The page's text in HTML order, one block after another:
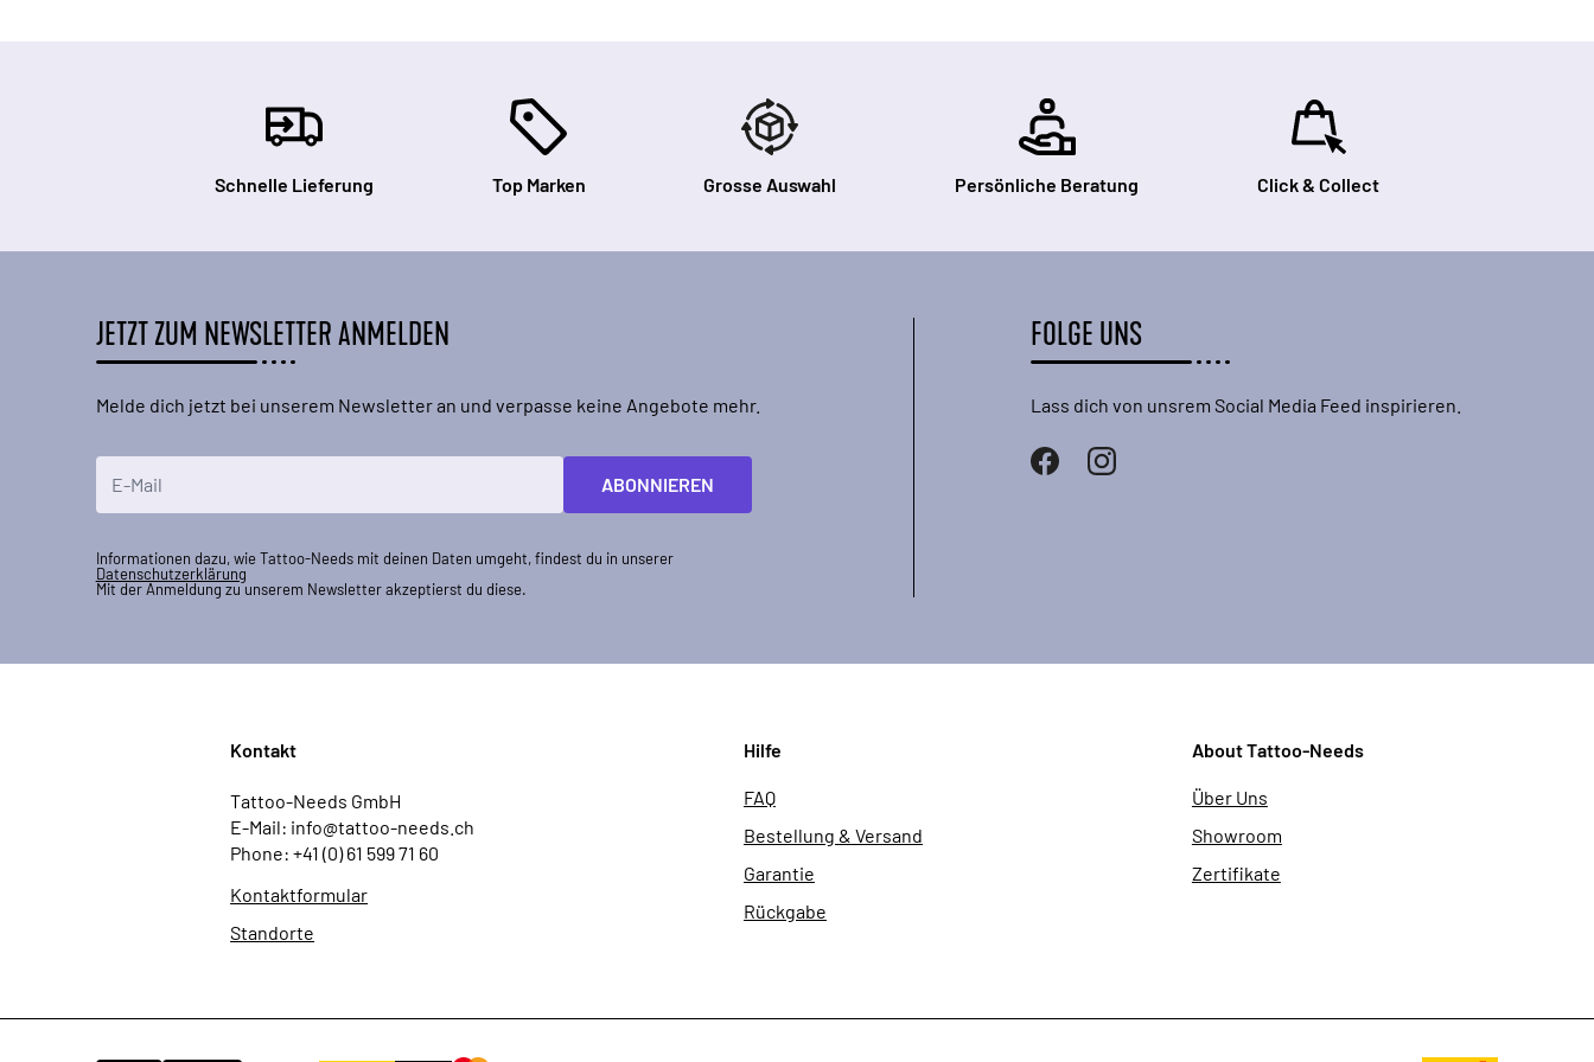
Schnelle Lieferung Top Marken Grosse Auswahl Persönliche Beratung Click & Collect
JETZT ZUM NEWSLETTER ANMELDEN
Melde dich jetzt bei unserem Newsletter an und verpasse keine Angebote mehr.
ABONNIEREN
Informationen dazu, wie Tattoo-Needs mit deinen Daten umgeht, findest du in unserer
Datenschutzerklärung
Mit der Anmeldung zu unserem Newsletter akzeptierst du diese.
FOLGE UNS
Lass dich von unsrem Social Media Feed inspirieren.
Kontakt
Tattoo-Needs GmbH
E-Mail: info@tattoo-needs.ch
Phone: +41 (0) 61 599 71 60
Kontaktformular
Standorte
Hilfe
FAQ
Bestellung & Versand
Garantie
Rückgabe
About Tattoo-Needs
Über Uns
Showroom
Zertifikate